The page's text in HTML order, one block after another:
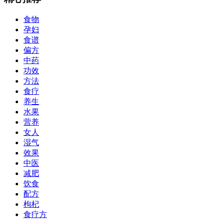
食物
孕妇
食谱
偏方
中药
功效
方法
食疗
养生
水果
营养
女人
湿气
效果
中医
减肥
饮食
配方
枸杞
食疗方